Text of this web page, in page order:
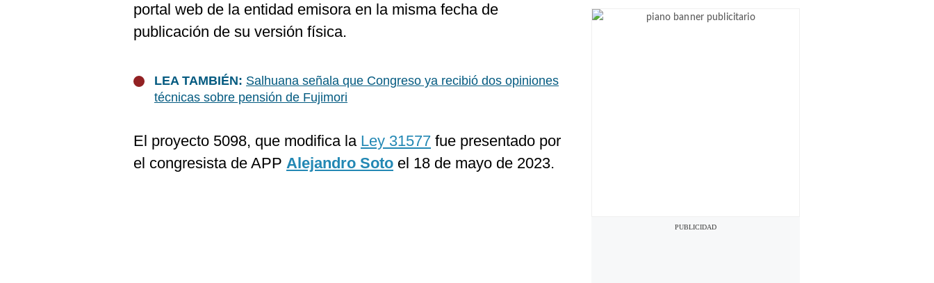
portal web de la entidad emisora en la misma fecha de
publicación de su versión física.
LEA TAMBIÉN: Salhuana señala que Congreso ya recibió dos opiniones
técnicas sobre pensión de Fujimori
El proyecto 5098, que modifica la Ley 31577 fue presentado por
el congresista de APP Alejandro Soto el 18 de mayo de 2023.